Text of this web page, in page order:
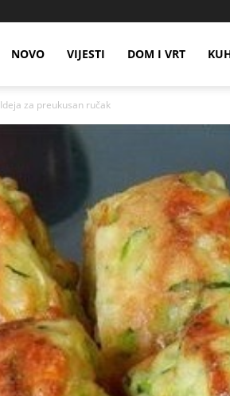
NOVO VIJESTI DOM I VRT
Ideja za preukusan ručak